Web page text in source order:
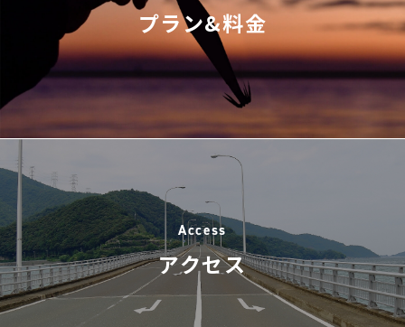
プラン&料金
Access
アクセス